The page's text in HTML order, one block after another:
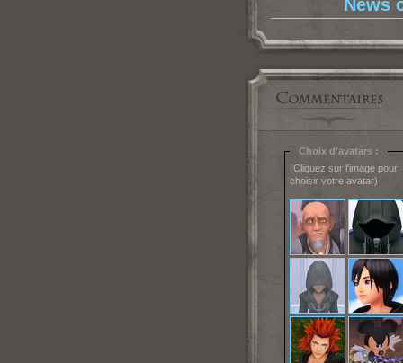
News
Choix d'avatars :
(Cliquez sur l'image pour
choisir votre avatar)